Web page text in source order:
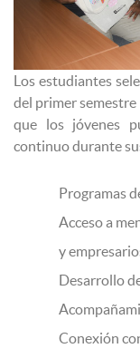
Los estudiantes
del primer semestre
que los jóvenes
continuo durante
Programas
Acceso a
y
Desarrollo
Conexión